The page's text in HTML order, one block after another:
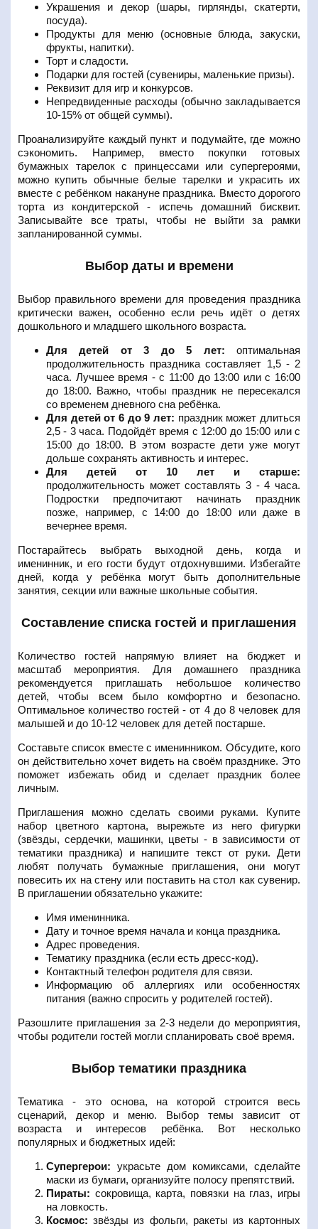
Украшения и декор (шары, гирлянды, скатерти,
посуда).
Продукты для меню (основные блюда, закуски,
фрукты, напитки).
Торт и сладости.
Подарки для гостей (сувениры, маленькие призы).
Реквизит для игр и конкурсов.
Непредвиденные расходы (обычно закладывается
10-15% от общей суммы).
Проанализируйте каждый пункт и подумайте, где можно
сэкономить. Например, вместо покупки готовых
бумажных тарелок с принцессами или супергероями,
можно купить обычные белые тарелки и украсить их
вместе с ребёнком накануне праздника. Вместо дорогого
торта из кондитерской - испечь домашний бисквит.
Записывайте все траты, чтобы не выйти за рамки
запланированной суммы.
Выбор даты и времени
Выбор правильного времени для проведения праздника
критически важен, особенно если речь идёт о детях
дошкольного и младшего школьного возраста.
Для детей от 3 до 5 лет: оптимальная
продолжительность праздника составляет 1,5 - 2
часа. Лучшее время - с 11:00 до 13:00 или с 16:00
до 18:00. Важно, чтобы праздник не пересекался
со временем дневного сна ребёнка.
Для детей от 6 до 9 лет: праздник может длиться
2,5 - 3 часа. Подойдёт время с 12:00 до 15:00 или с
15:00 до 18:00. В этом возрасте дети уже могут
дольше сохранять активность и интерес.
Для детей от 10 лет и старше:
продолжительность может составлять 3 - 4 часа.
Подростки предпочитают начинать праздник
позже, например, с 14:00 до 18:00 или даже в
вечернее время.
Постарайтесь выбрать выходной день, когда и
именинник, и его гости будут отдохнувшими. Избегайте
дней, когда у ребёнка могут быть дополнительные
занятия, секции или важные школьные события.
Составление списка гостей и приглашения
Количество гостей напрямую влияет на бюджет и
масштаб мероприятия. Для домашнего праздника
рекомендуется приглашать небольшое количество
детей, чтобы всем было комфортно и безопасно.
Оптимальное количество гостей - от 4 до 8 человек для
малышей и до 10-12 человек для детей постарше.
Составьте список вместе с именинником. Обсудите, кого
он действительно хочет видеть на своём празднике. Это
поможет избежать обид и сделает праздник более
личным.
Приглашения можно сделать своими руками. Купите
набор цветного картона, вырежьте из него фигурки
(звёзды, сердечки, машинки, цветы - в зависимости от
тематики праздника) и напишите текст от руки. Дети
любят получать бумажные приглашения, они могут
повесить их на стену или поставить на стол как сувенир.
В приглашении обязательно укажите:
Имя именинника.
Дату и точное время начала и конца праздника.
Адрес проведения.
Тематику праздника (если есть дресс-код).
Контактный телефон родителя для связи.
Информацию об аллергиях или особенностях
питания (важно спросить у родителей гостей).
Разошлите приглашения за 2-3 недели до мероприятия,
чтобы родители гостей могли спланировать своё время.
Выбор тематики праздника
Тематика - это основа, на которой строится весь
сценарий, декор и меню. Выбор темы зависит от
возраста и интересов ребёнка. Вот несколько
популярных и бюджетных идей:
Супергерои: украсьте дом комиксами, сделайте
маски из бумаги, организуйте полосу препятствий.
Пираты: сокровища, карта, повязки на глаз, игры
на ловкость.
Космос: звёзды из фольги, ракеты из картонных